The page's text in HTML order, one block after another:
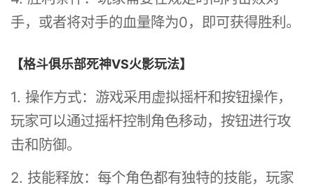
手，或者将对手的血量降为0，即可获得胜利。
【格斗俱乐部死神VS火影玩法】
1. 操作方式：游戏采用虚拟摇杆和按钮操作，
玩家可以通过摇杆控制角色移动，按钮进行攻
击和防御。
2. 技能释放：每个角色都有独特的技能，玩家